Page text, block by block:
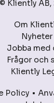
© Kliently
Om
Nyheter
Jobba med
Frågor och
Kliently
Policy